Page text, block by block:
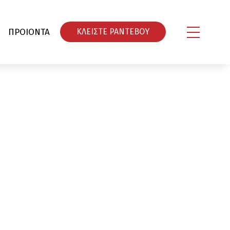
ΠΡΟΙΟΝΤΑ ΚΛΕΙΣΤΕ ΡΑΝΤΕΒΟY